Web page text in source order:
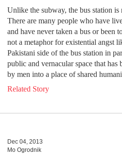
Unlike the subway, the bus station is
There are many people who have
and have never taken a bus or been
not a metaphor for existential angst
Pakistani side of the bus station in
public and vernacular space that has
by men into a place of shared
Related Story
Dec 04, 2013
Mo Ogrodnik